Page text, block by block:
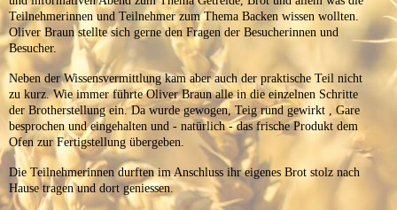
Teilnehmerinnen und Teilnehmer zum Thema Backen wissen wollten.
Oliver Braun stellte sich gerne den Fragen der Besucherinnen und
Besucher.
Neben der Wissensvermittlung kam aber auch der praktische Teil nicht
zu kurz. Wie immer führte Oliver Braun alle in die einzelnen Schritte
der Brotherstellung ein. Da wurde gewogen, Teig rund gewirkt , Gare
besprochen und eingehalten und - natürlich - das frische Produkt dem
Ofen zur Fertigstellung übergeben.
Die Teilnehmerinnen durften im Anschluss ihr eigenes Brot stolz nach
Hause tragen und dort geniessen.